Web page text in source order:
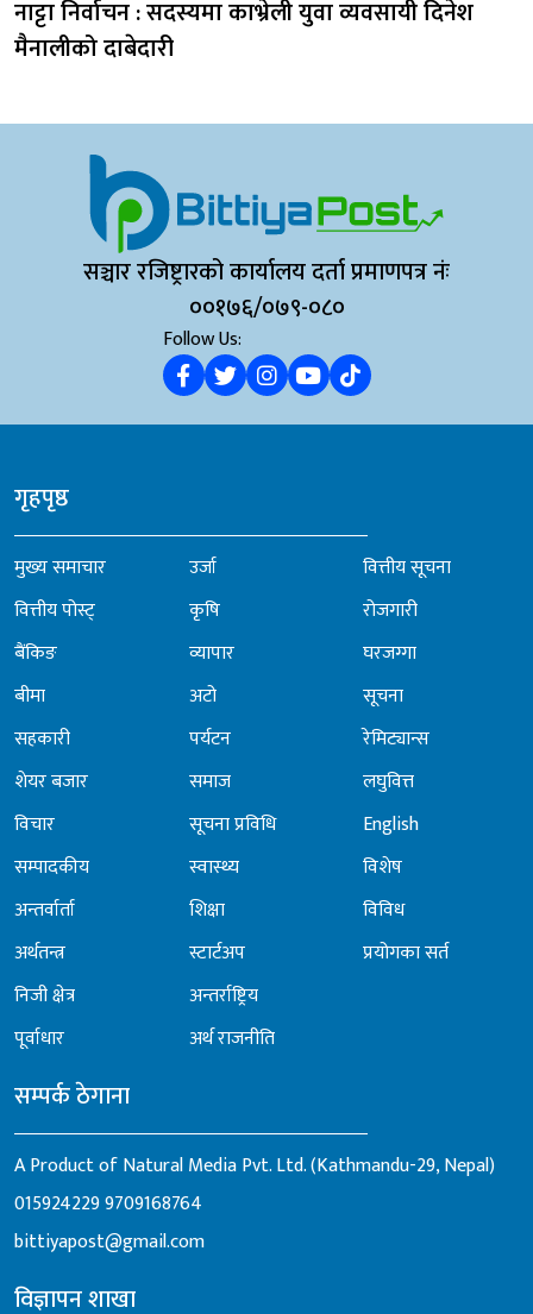
नाट्टा निर्वाचन : सदस्यमा काभ्रेली युवा व्यवसायी दिनेश
मैनालीको दाबेदारी
सञ्चार रजिष्ट्रारको कार्यालय दर्ता प्रमाणपत्र नंः
००१७६/०७९-०८०
Follow Us:
गृहपृष्ठ
मुख्य समाचार
वित्तीय पोस्ट्
बैंकिङ
बीमा
सहकारी
शेयर बजार
विचार
सम्पादकीय
अन्तर्वार्ता
अर्थतन्त्र
निजी क्षेत्र
पूर्वाधार
उर्जा
कृषि
व्यापार
अटो
पर्यटन
समाज
सूचना प्रविधि
स्वास्थ्य
शिक्षा
स्टार्टअप
अन्तर्राष्ट्रिय
अर्थ राजनीति
वित्तीय सूचना
रोजगारी
घरजग्गा
सूचना
रेमिट्यान्स
लघुवित्त
English
विशेष
विविध
प्रयोगका सर्त
सम्पर्क ठेगाना
A Product of Natural Media Pvt. Ltd. (Kathmandu-29, Nepal)
0159242299709168764
bittiyapost@gmail.com
विज्ञापन शाखा